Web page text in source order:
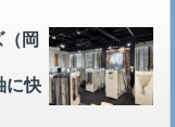
岡
に快